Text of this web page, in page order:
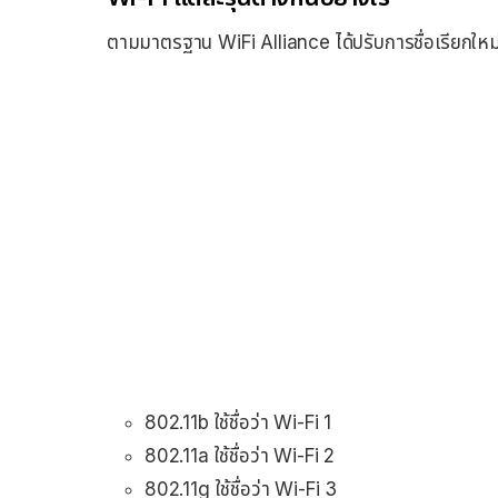
ตามมาตรฐาน WiFi Alliance ได้ปรับการชื่อเรียกให
802.11b ใช้ชื่อว่า Wi-Fi 1
802.11a ใช้ชื่อว่า Wi-Fi 2
802.11g ใช้ชื่อว่า Wi-Fi 3